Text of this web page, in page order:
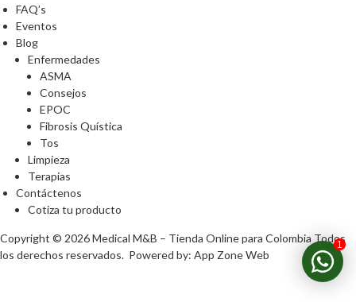
FAQ’s
Eventos
Blog
Enfermedades
ASMA
Consejos
EPOC
Fibrosis Quística
Tos
Limpieza
Terapias
Contáctenos
Cotiza tu producto
Copyright © 2026Medical M&B – Tienda Online para Colombia Todos
los derechos reservados. Powered by: App Zone Web
1